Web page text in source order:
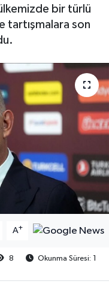
bir türlü
tartışmalara son
A+
8
Okunma Süresi: 1